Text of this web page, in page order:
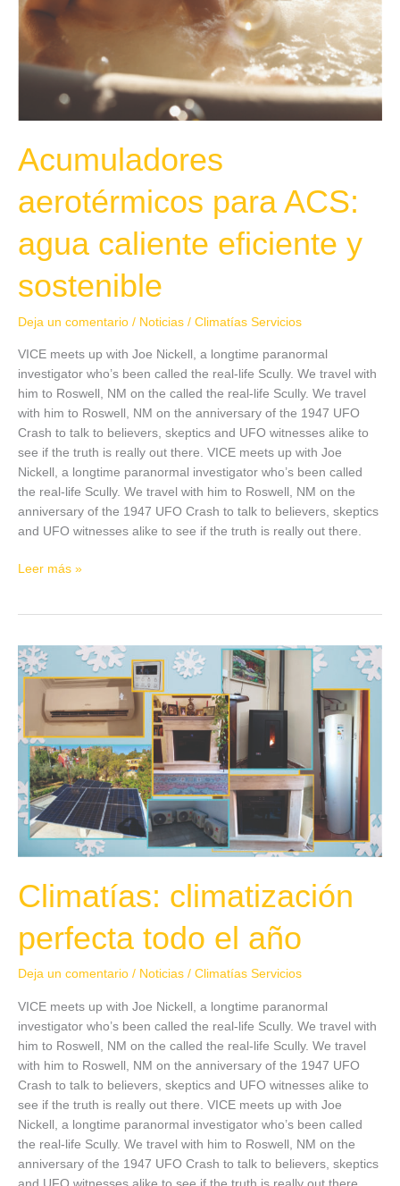
Acumuladores
aerotérmicos para ACS:
agua caliente eficiente y
sostenible
Deja un comentario / Noticias / Climatías Servicios
VICE meets up with Joe Nickell, a longtime paranormal
investigator who’s been called the real-life Scully. We travel with
him to Roswell, NM on the called the real-life Scully. We travel
with him to Roswell, NM on the anniversary of the 1947 UFO
Crash to talk to believers, skeptics and UFO witnesses alike to
see if the truth is really out there. VICE meets up with Joe
Nickell, a longtime paranormal investigator who’s been called
the real-life Scully. We travel with him to Roswell, NM on the
anniversary of the 1947 UFO Crash to talk to believers, skeptics
and UFO witnesses alike to see if the truth is really out there.
Leer más »
Climatías: climatización
perfecta todo el año
Deja un comentario / Noticias / Climatías Servicios
VICE meets up with Joe Nickell, a longtime paranormal
investigator who’s been called the real-life Scully. We travel with
him to Roswell, NM on the called the real-life Scully. We travel
with him to Roswell, NM on the anniversary of the 1947 UFO
Crash to talk to believers, skeptics and UFO witnesses alike to
see if the truth is really out there. VICE meets up with Joe
Nickell, a longtime paranormal investigator who’s been called
the real-life Scully. We travel with him to Roswell, NM on the
anniversary of the 1947 UFO Crash to talk to believers, skeptics
Climatías:
climatización
perfecta
todo
el
año